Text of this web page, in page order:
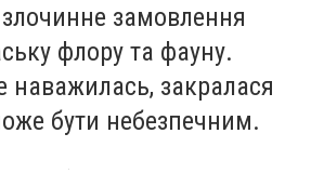
замовлення
флору та фауну.
наважилась, закралася
бути небезпечним.